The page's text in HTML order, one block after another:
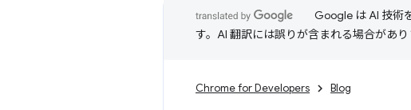
Google は AI 技術
す。AI 翻訳には誤りが含まれる場合があり
Chrome for Developers Blog